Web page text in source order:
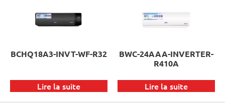
BCHQ18A3-INVT-WF-R32
Lire la suite
BWC-24AAA-INVERTER-
R410A
Lire la suite